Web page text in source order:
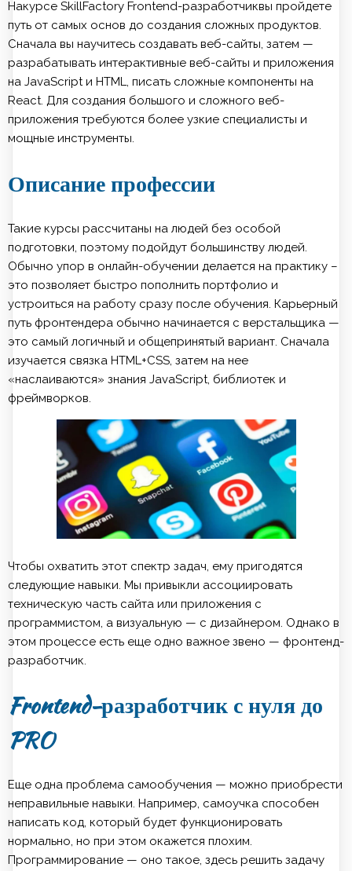
Накурсе SkillFactory Frontend-разработчиквы пройдете
путь от самых основ до создания сложных продуктов.
Сначала вы научитесь создавать веб-сайты, затем —
разрабатывать интерактивные веб-сайты и приложения
на JavaScript и HTML, писать сложные компоненты на
React. Для создания большого и сложного веб-
приложения требуются более узкие специалисты и
мощные инструменты.
Описание профессии
Такие курсы рассчитаны на людей без особой
подготовки, поэтому подойдут большинству людей.
Обычно упор в онлайн-обучении делается на практику –
это позволяет быстро пополнить портфолио и
устроиться на работу сразу после обучения. Карьерный
путь фронтендера обычно начинается с верстальщика —
это самый логичный и общепринятый вариант. Сначала
изучается связка HTML+CSS, затем на нее
«наслаиваются» знания JavaScript, библиотек и
фреймворков.
Чтобы охватить этот спектр задач, ему пригодятся
следующие навыки. Мы привыкли ассоциировать
техническую часть сайта или приложения с
программистом, а визуальную — с дизайнером. Однако в
этом процессе есть еще одно важное звено — фронтенд-
разработчик.
Frontend-разработчик с нуля до
PRO
Еще одна проблема самообучения — можно приобрести
неправильные навыки. Например, самоучка способен
написать код, который будет функционировать
нормально, но при этом окажется плохим.
Программирование — оно такое, здесь решить задачу